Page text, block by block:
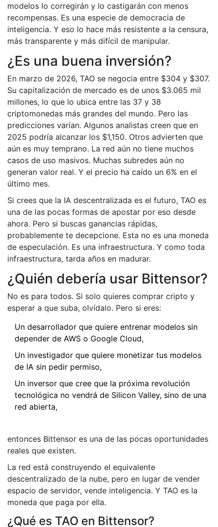
modelos lo corregirán y lo castigarán con menos
recompensas. Es una especie de democracia de
inteligencia. Y eso lo hace más resistente a la censura,
más transparente y más difícil de manipular.
¿Es una buena inversión?
En marzo de 2026, TAO se negocia entre $304 y $307.
Su capitalización de mercado es de unos $3.065 mil
millones, lo que lo ubica entre las 37 y 38
criptomonedas más grandes del mundo. Pero las
predicciones varían. Algunos analistas creen que en
2025 podría alcanzar los $1,150. Otros advierten que
aún es muy temprano. La red aún no tiene muchos
casos de uso masivos. Muchas subredes aún no
generan valor real. Y el precio ha caído un 6% en el
último mes.
Si crees que la IA descentralizada es el futuro, TAO es
una de las pocas formas de apostar por eso desde
ahora. Pero si buscas ganancias rápidas,
probablemente te decepcione. Esta no es una moneda
de especulación. Es una infraestructura. Y como toda
infraestructura, tarda años en madurar.
¿Quién debería usar Bittensor?
No es para todos. Si solo quieres comprar cripto y
esperar a que suba, olvídalo. Pero si eres:
Un desarrollador que quiere entrenar modelos sin
depender de AWS o Google Cloud,
Un investigador que quiere monetizar tus modelos
de IA sin pedir permiso,
Un inversor que cree que la próxima revolución
tecnológica no vendrá de Silicon Valley, sino de una
red abierta,
entonces Bittensor es una de las pocas oportunidades
reales que existen.
La red está construyendo el equivalente
descentralizado de la nube, pero en lugar de vender
espacio de servidor, vende inteligencia. Y TAO es la
moneda que paga por ella.
¿Qué es TAO en Bittensor?